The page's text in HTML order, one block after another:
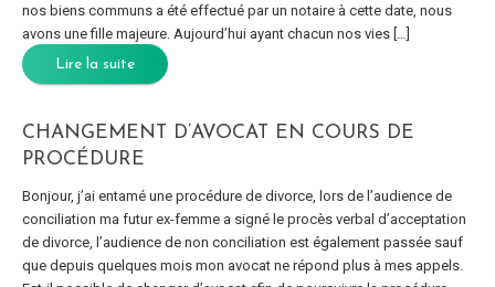
nos biens communs a été effectué par un notaire à cette date, nous
avons une fille majeure. Aujourd’hui ayant chacun nos vies […]
Lire la suite
CHANGEMENT D’AVOCAT EN COURS DE
PROCÉDURE
Bonjour, j’ai entamé une procédure de divorce, lors de l’audience de
conciliation ma futur ex-femme a signé le procès verbal d’acceptation
de divorce, l’audience de non conciliation est également passée sauf
que depuis quelques mois mon avocat ne répond plus à mes appels.